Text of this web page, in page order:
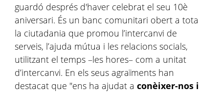
guardó després d'haver celebrat el seu 10è
aniversari. És un banc comunitari obert a tota
la ciutadania que promou l’intercanvi de
serveis, l’ajuda mútua i les relacions socials,
utilitzant el temps –les hores– com a unitat
d’intercanvi. En els seus agraïments han
destacat que "ens ha ajudat a conèixer-nos i